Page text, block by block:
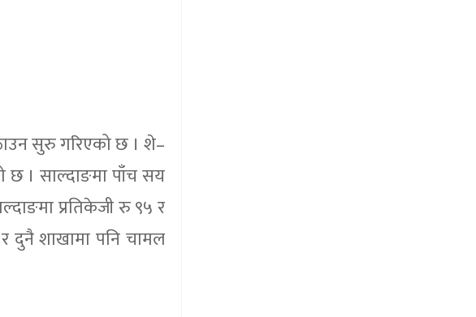
सुरु गरिएको छ । शे–
छ । साल्दाङमा पाँच सय
प्रतिकेजी रु ९५ र
दुनै शाखामा पनि चामल